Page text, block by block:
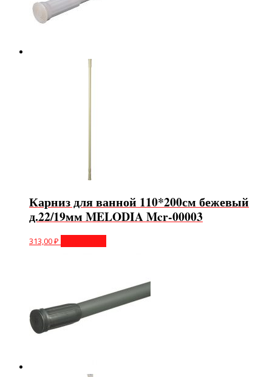
Карниз для ванной 110*200см бежевый
д.22/19мм MELODIA Mcr-00003
313,00₽